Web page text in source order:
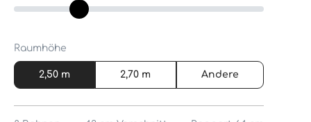
Raumhöhe
2,50 m 2,70 m Andere